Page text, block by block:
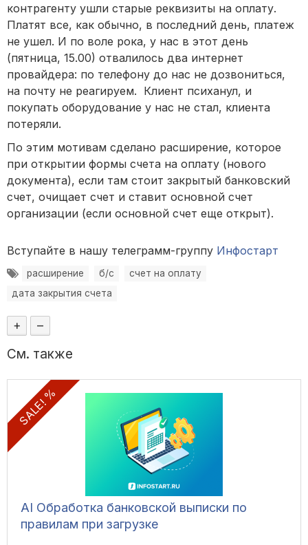
контрагенту ушли старые реквизиты на оплату.
Платят все, как обычно, в последний день, платеж
не ушел. И по воле рока, у нас в этот день
(пятница, 15.00) отвалилось два интернет
провайдера: по телефону до нас не дозвониться,
на почту не реагируем. Клиент психанул, и
покупать оборудование у нас не стал, клиента
потеряли.
По этим мотивам сделано расширение, которое
при открытии формы счета на оплату (нового
документа), если там стоит закрытый банковский
счет, очищает счет и ставит основной счет
организации (если основной счет еще открыт).
Вступайте в нашу телеграмм-группу Инфостарт
расширение б/с
счет на оплату
дата закрытия счета
+ –
См. также
SALE! %
AI Обработка банковской выписки по
правилам при загрузке